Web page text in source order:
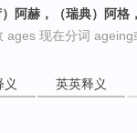
阿赫，（瑞典）阿格
ages 现在分词
义 英英释义